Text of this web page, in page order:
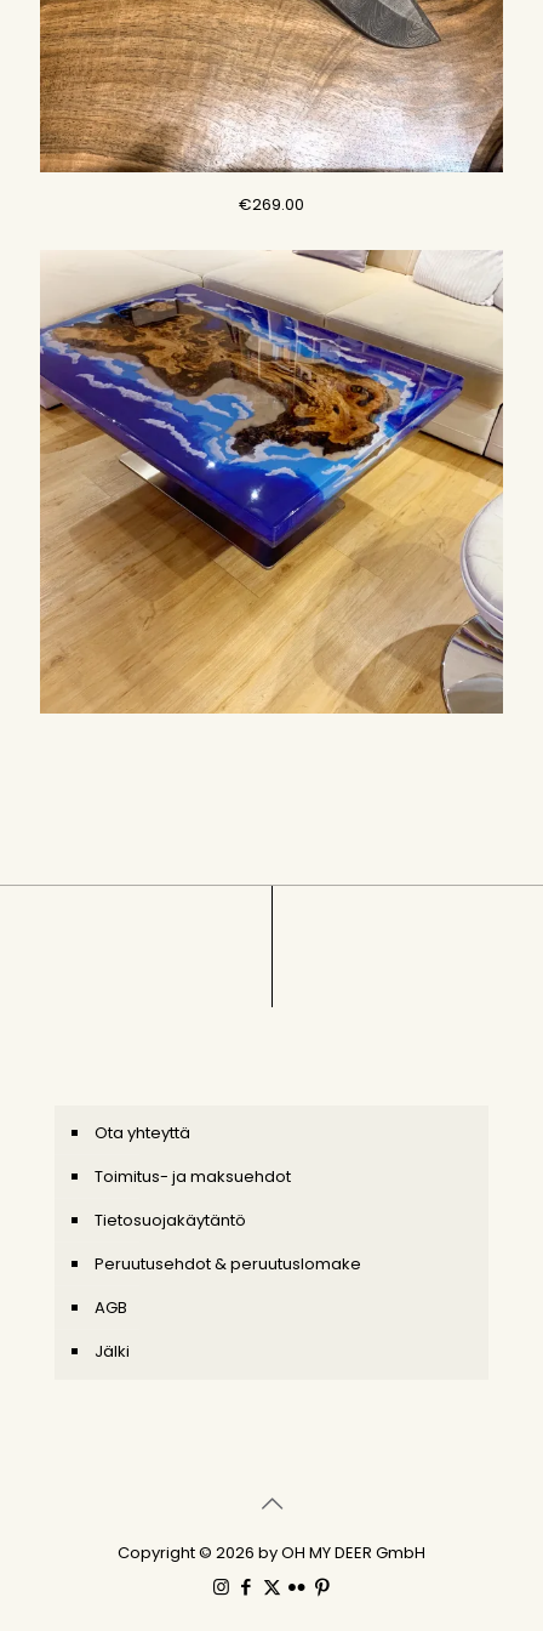
€269.00
Ota yhteyttä
Toimitus- ja maksuehdot
Tietosuojakäytäntö
Peruutusehdot & peruutuslomake
AGB
Jälki
Copyright © 2026 by OH MY DEER GmbH